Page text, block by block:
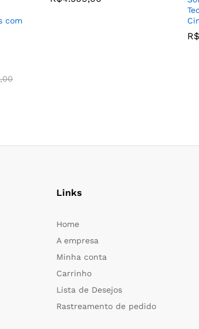
com
R$
Links
Home
A empresa
Minha conta
Carrinho
Lista de Desejos
Rastreamento de pedido